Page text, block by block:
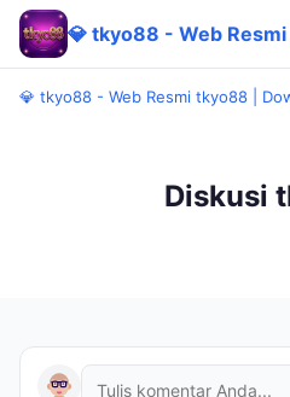
💎 tkyo88 - Web Resmi tkyo88 |
Diskusi